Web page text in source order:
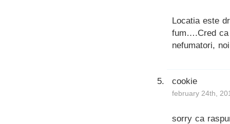
Locatia este
fum….Cred ca
nefumatori,
cookie
february 24th,
sorry ca